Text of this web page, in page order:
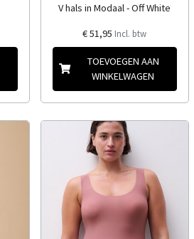
V hals in Modaal - Off White
€ 51,95 Incl. btw
TOEVOEGEN AAN
WINKELWAGEN